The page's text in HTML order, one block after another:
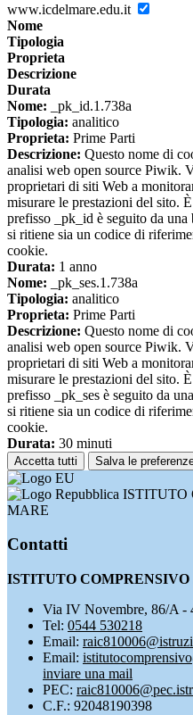
www.icdelmare.edu.it
Nome
Tipologia
Proprieta
Descrizione
Durata
Nome: _pk_id.1.738a
Tipologia: analitico
Proprieta: Prime Parti
Descrizione: Questo nome di
analisi web open source Piwik.
proprietari di siti Web a
misurare le prestazioni del sito.
prefisso _pk_id è seguito da
si ritiene sia un codice di
cookie.
Durata: 1 anno
Nome: _pk_ses.1.738a
Tipologia: analitico
Proprieta: Prime Parti
Descrizione: Questo nome di
analisi web open source Piwik.
proprietari di siti Web a
misurare le prestazioni del sito.
prefisso _pk_ses è seguito da
si ritiene sia un codice di
cookie.
Durata: 30 minuti
Accetta tutti Salva le
ISTITUTO
MARE
Contatti
ISTITUTO
Via IV Novembre, 86/A -
Tel: 0544 530218
Email:
Email:
inviare una mail
PEC:
C.F.: 92048190398